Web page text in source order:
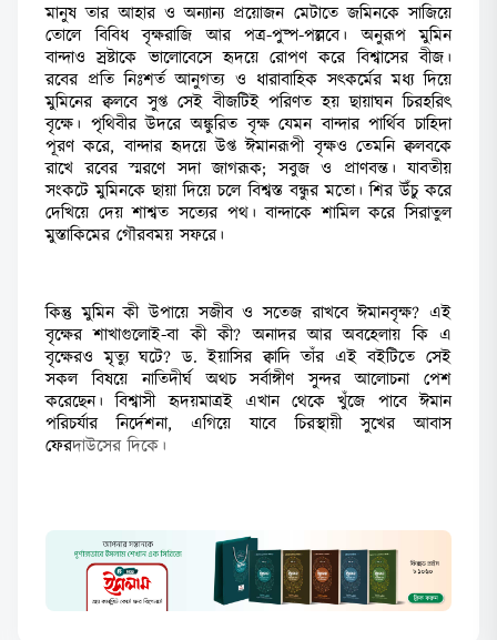
মানুষ তার আহার ও অন্যান্য প্রয়োজন মেটাতে জমিনকে সাজিয়ে
তোলে বিবিধ বৃক্ষরাজি আর পত্র-পুষ্প-পল্লবে। অনুরূপ মুমিন
বান্দাও স্রষ্টাকে ভালোবেসে হৃদয়ে রোপণ করে বিশ্বাসের বীজ।
রবের প্রতি নিঃশর্ত আনুগত্য ও ধারাবাহিক সৎকর্মের মধ্য দিয়ে
মুমিনের ক্বলবে সুপ্ত সেই বীজটিই পরিণত হয় ছায়াঘন চিরহরিৎ
বৃক্ষে। পৃথিবীর উদরে অঙ্কুরিত বৃক্ষ যেমন বান্দার পার্থিব চাহিদা
পূরণ করে, বান্দার হৃদয়ে উপ্ত ঈমানরূপী বৃক্ষও তেমনি ক্বলবকে
রাখে রবের স্মরণে সদা জাগরূক; সবুজ ও প্রাণবন্ত। যাবতীয়
সংকটে মুমিনকে ছায়া দিয়ে চলে বিশ্বস্ত বন্ধুর মতো। শির উঁচু করে
দেখিয়ে দেয় শাশ্বত সত্যের পথ। বান্দাকে শামিল করে সিরাতুল
মুস্তাকিমের গৌরবময় সফরে।
কিন্তু মুমিন কী উপায়ে সজীব ও সতেজ রাখবে ঈমানবৃক্ষ? এই
বৃক্ষের শাখাগুলোই-বা কী কী? অনাদর আর অবহেলায় কি এ
বৃক্ষেরও মৃত্যু ঘটে? ড. ইয়াসির ক্বাদি তাঁর এই বইটিতে সেই
সকল বিষয়ে নাতিদীর্ঘ অথচ সর্বাঙ্গীণ সুন্দর আলোচনা পেশ
করেছেন। বিশ্বাসী হৃদয়মাত্রই এখান থেকে খুঁজে পাবে ঈমান
পরিচর্যার নির্দেশনা, এগিয়ে যাবে চিরস্থায়ী সুখের আবাস
ফেরদাউসের দিকে।